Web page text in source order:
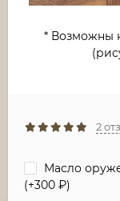
* Возможны
2
Масло
(+300 ₽)